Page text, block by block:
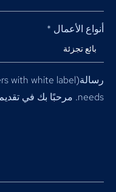
أنواع الأعمال *
رسالة(with white label
needs. مرحبًا بك في